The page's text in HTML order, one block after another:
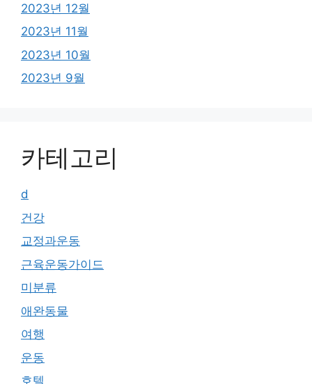
2023년 12월
2023년 11월
2023년 10월
2023년 9월
카테고리
d
건강
교정과운동
근육운동가이드
미분류
애완동물
여행
운동
호텔